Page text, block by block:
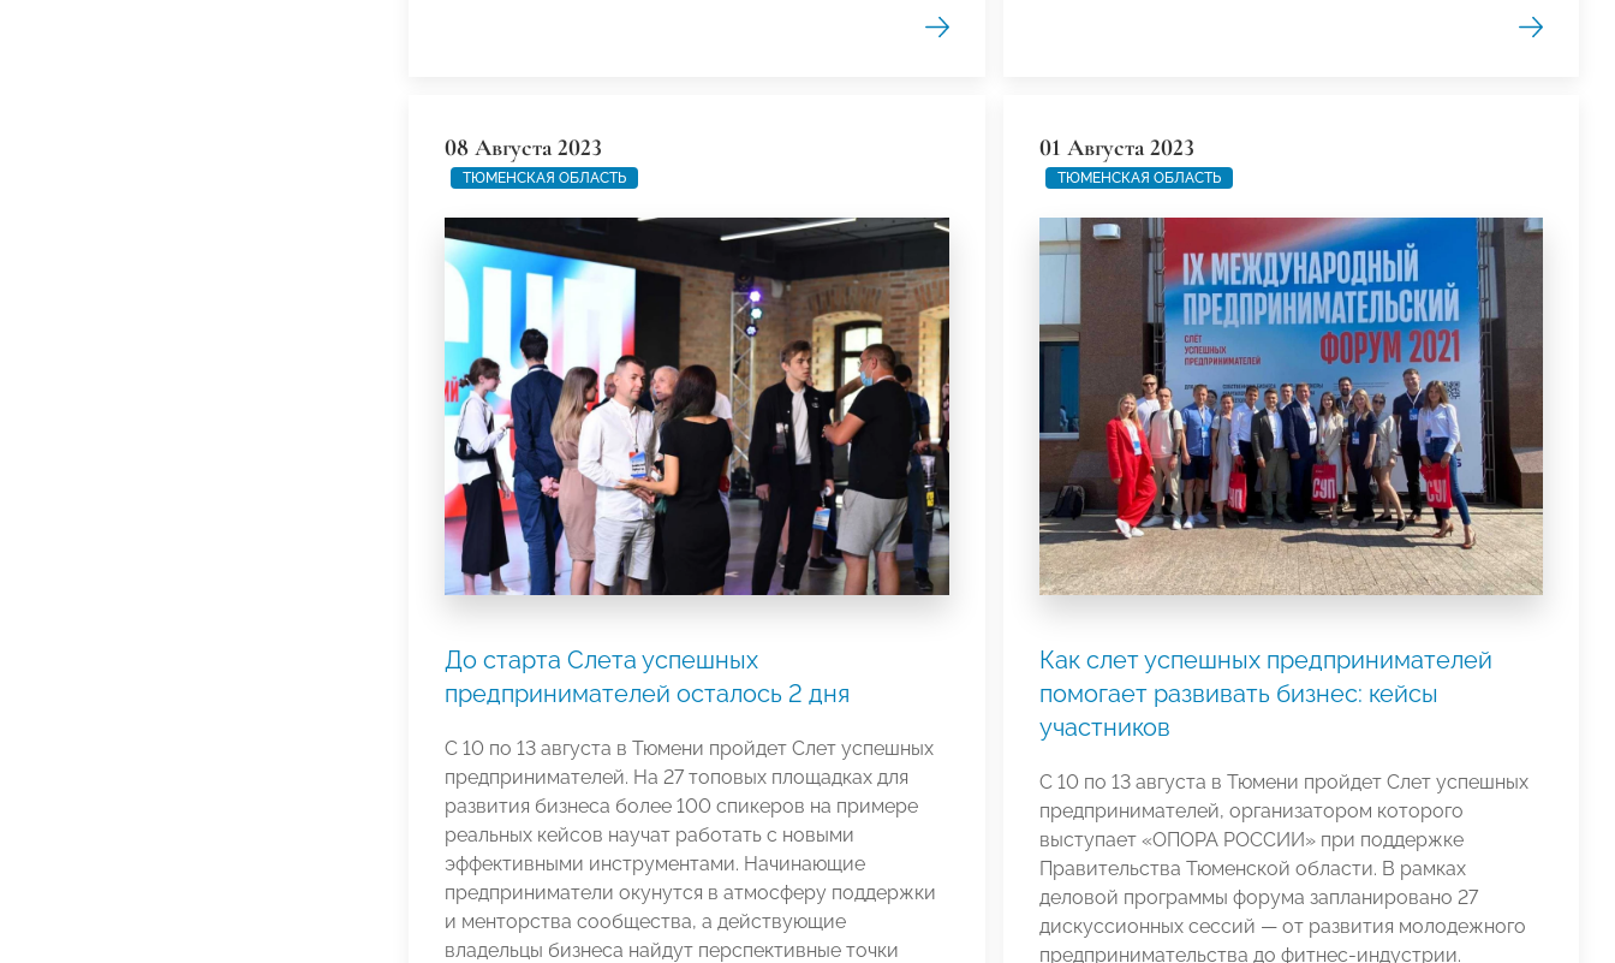
08 Августа 2023
ТЮМЕНСКАЯ ОБЛАСТЬ
До старта Слета успешных
предпринимателей осталось 2 дня
С 10 по 13 августа в Тюмени пройдет Слет успешных
предпринимателей. На 27 топовых площадках для
развития бизнеса более 100 спикеров на примере
реальных кейсов научат работать с новыми
эффективными инструментами. Начинающие
предприниматели окунутся в атмосферу поддержки
и менторства сообщества, а действующие
владельцы бизнеса найдут перспективные точки
01 Августа 2023
ТЮМЕНСКАЯ ОБЛАСТЬ
Как слет успешных предпринимателей
помогает развивать бизнес: кейсы
участников
С 10 по 13 августа в Тюмени пройдет Слет успешных
предпринимателей, организатором которого
выступает «ОПОРА РОССИИ» при поддержке
Правительства Тюменской области. В рамках
деловой программы форума запланировано 27
дискуссионных сессий — от развития молодежного
предпринимательства до фитнес-индустрии.